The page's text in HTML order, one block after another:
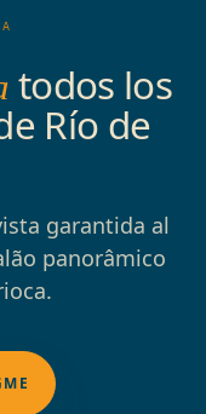
todos los
Río de
garantida al
panorâmico